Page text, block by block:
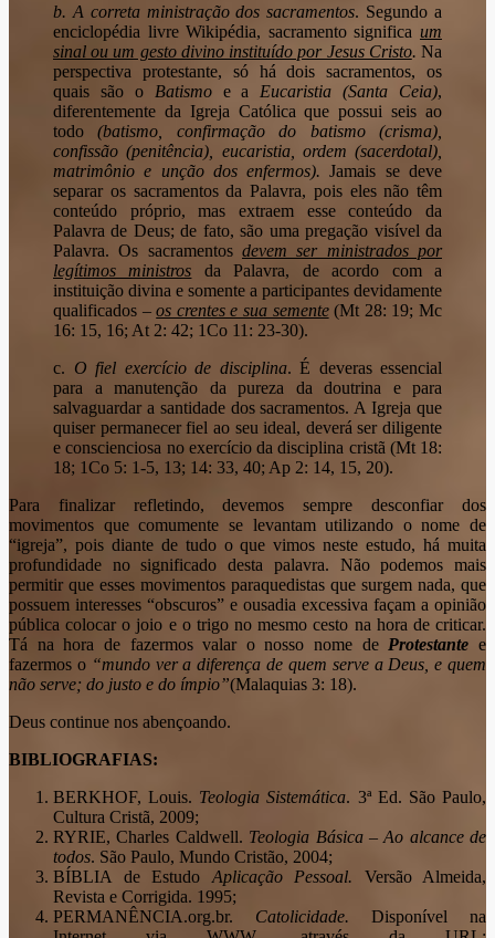
b. A correta ministração dos sacramentos. Segundo a
enciclopédia livre Wikipédia, sacramento significa um
sinal ou um gesto divino instituído por Jesus Cristo.Na
perspectiva protestante, só há dois sacramentos, os
quais são o Batismoe a Eucaristia (Santa Ceia),
diferentemente da Igreja Católica que possui seis ao
todo(batismo, confirmação do batismo (crisma),
confissão (penitência), eucaristia, ordem (sacerdotal),
matrimônio e unção dos enfermos).Jamais se deve
separar os sacramentos da Palavra, pois eles não têm
conteúdo próprio, mas extraem esse conteúdo da
Palavra de Deus; de fato, são uma pregação visível da
Palavra. Os sacramentos devem ser ministrados por
legítimos ministros da Palavra, de acordo com a
instituição divina e somente a participantes devidamente
qualificados –os crentes e sua semente(Mt 28: 19; Mc
16: 15, 16; At 2: 42; 1Co 11: 23-30).
c. O fiel exercício de disciplina. É deveras essencial
para a manutenção da pureza da doutrina e para
salvaguardar a santidade dos sacramentos. A Igreja que
quiser permanecer fiel ao seu ideal, deverá ser diligente
e conscienciosa no exercício da disciplina cristã (Mt 18:
18; 1Co 5: 1-5, 13; 14: 33, 40; Ap 2: 14, 15, 20).
Para finalizar refletindo, devemos sempre desconfiar dos
movimentos que comumente se levantam utilizando o nome de
“igreja”, pois diante de tudo o que vimos neste estudo, há muita
profundidade no significado desta palavra. Não podemos mais
permitir que esses movimentos paraquedistas que surgem nada, que
possuem interesses “obscuros” e ousadia excessiva façam a opinião
pública colocar o joio e o trigo no mesmo cesto na hora de criticar.
Tá na hora de fazermos valar o nosso nome de Protestante e
fazermos o “mundo ver a diferença de quem serve a Deus, e quem
não serve; do justo e do ímpio”(Malaquias 3: 18).
Deus continue nos abençoando.
BIBLIOGRAFIAS:
BERKHOF, Louis. Teologia Sistemática. 3ª Ed. São Paulo,
Cultura Cristã, 2009;
RYRIE, Charles Caldwell. Teologia Básica – Ao alcance de
todos. São Paulo, Mundo Cristão, 2004;
BÍBLIA de Estudo Aplicação Pessoal. Versão Almeida,
Revista e Corrigida. 1995;
PERMANÊNCIA.org.br. Catolicidade. Disponível na